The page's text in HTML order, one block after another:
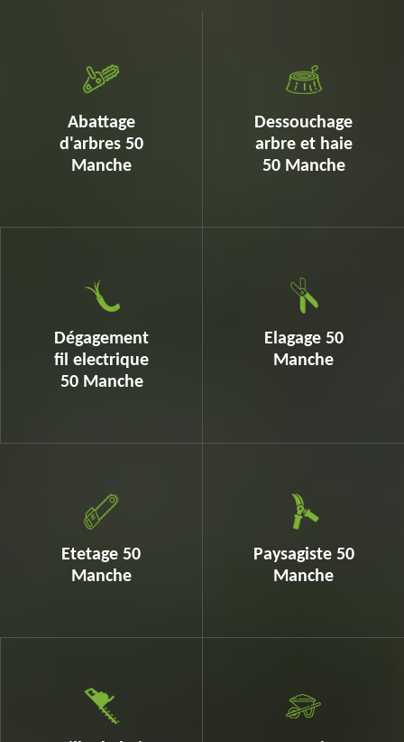
Abattage
d'arbres 50
Manche
Dessouchage
arbre et haie
50 Manche
Dégagement
fil electrique
50 Manche
Elagage 50
Manche
Etetage 50
Manche
Paysagiste 50
Manche